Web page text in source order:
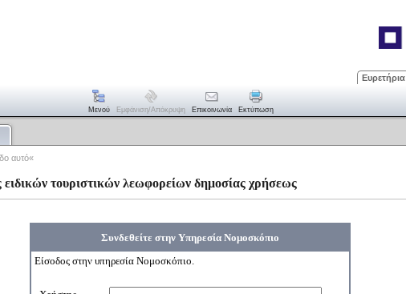
Ευρετήρια
Μενού Εμφάνιση/απόκρυψη Επικοινωνία Εκτύπωση